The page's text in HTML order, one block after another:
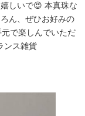
しいで😍 本真珠な
ん、ぜひお好みの
で楽しんでいただ
ンス雑貨